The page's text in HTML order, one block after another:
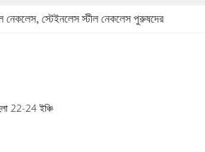
নেকলেস, স্টেইনলেস স্টীল নেকলেস পুরুষদের
22-24 ইঞ্চি